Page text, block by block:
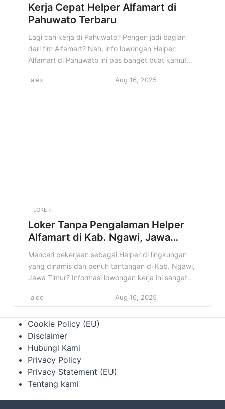
Kerja Cepat Helper Alfamart di
Pahuwato Terbaru
Lagi cari kerja di Pahuwato? Pengen jadi bagian
dari tim Alfamart? Nah, info lowongan Helper
Alfamart di Pahuwato ini pas banget buat kamu!
jaringan minimarket terbesar di Indonesia. Jangan
alex Aug 16, 2025
LOKER
Loker Tanpa Pengalaman Helper
Alfamart di Kab. Ngawi, Jawa
Timur Terbaru Tahun 2025
Mencari pekerjaan sebagai Helper di lingkungan
yang dinamis dan penuh tantangan di Kab. Ngawi,
Jawa Timur? Informasi lowongan kerja ini sangat
terkemuka di Indonesia, membuka kesempatan
untuk bergabung sebagai Helper. Artikel ini akan
memberikan informasi lengkap mengenai lowongan
Helper Alfamart di […]
aldo Aug 16, 2025
Cookie Policy (EU)
Disclaimer
Hubungi Kami
Privacy Policy
Privacy Statement (EU)
Tentang kami